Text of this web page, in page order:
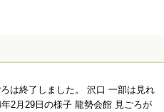
は終了しました。 沢口 一部は見れ
2月29日の様子 龍勢会館 見ごろが